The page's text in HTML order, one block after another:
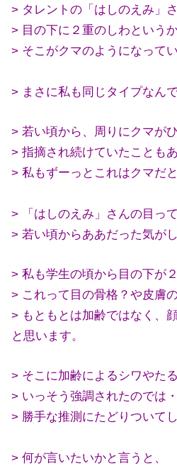
> タレントの「はしのえみ」
> 目の下に２重のしわという
> そこがクマのようになって
> まさに私も同じタイプなんで
> 若い頃から、周りにクマが
> 指摘され続けていたこともあ
> 私もずーっとこれはクマだ
> 「はしのえみ」さんの目って
> 若い頃からああだった気がし
> 私も学生の頃から目の下が
> これって目の骨格？や皮膚
> もともとは加齢ではなく、
と思います。
> そこに加齢によるシワやた
> いっそう強調されたのでは
> 勝手な推測にたどりついて
> 何が言いたいかと言うと、